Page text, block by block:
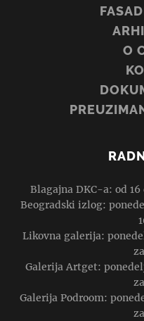
O
Blagajna DKC-a: od
Beogradski izlog:
Likovna galerija:
Galerija Artget:
Galerija Podroom: